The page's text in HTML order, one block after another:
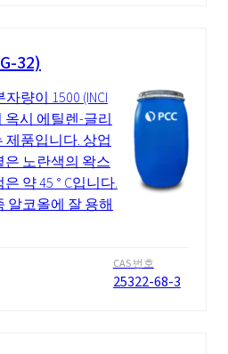
32)
량이 1500 (INCI
옥시 에틸렌-글리
제품입니다. 상업
노란색의 왁스
약 45 ° C입니다.
알코올에 잘 용해
CAS 번호
25322-68-3